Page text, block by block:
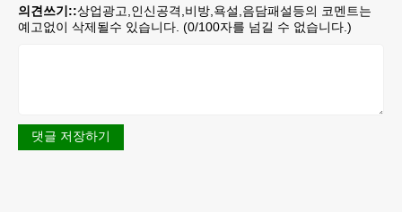
의견쓰기::상업광고,인신공격,비방,욕설,음담패설등의 코멘트는
예고없이 삭제될수 있습니다. (0/100자를 넘길 수 없습니다.)
댓글 저장하기